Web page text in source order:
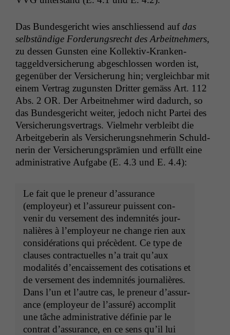
Das Bun­des­gericht wies anschliessend aufdas
selb­ständi­ge Forderungsrecht des Arbeit­nehmers,
zu dessen Gun­sten eine Kollek­tiv-Kranken­
taggeld­ver­sicherung abgeschlossen wor­den ist,
gegenüber der Ver­sicherung hin; ver­gle­ich­bar mit
einem Ver­trag zugun­sten Drit­ter gemäss Art. 112
Abs. 2 OR. Der Arbeit­nehmer wird dadurch, so
das Bun­des­gericht weit­er, jedoch nicht Partei des
Ver­sicherungsver­trags. Vielmehr verbleibt die
Arbeit­ge­berin als Ver­sicherungsnehmerin Schuld­
ner­in der Ver­sicherung­sprämien und erfüllt eine
admin­is­tra­tive Auf­gabe (E. 4.3 und E. 4.4):
Le fait que le pre­neur d’as­sur­ance
(employeur) et l’as­sureur puis­sent con­
venir du verse­ment des indem­nités jour­
nal­ières à l’em­ployeur ne change rien aux
con­sid­éra­tions qui précè­dent. Ce type de
claus­es con­tractuelles n’a trait qu’aux
modal­ités d’en­caisse­ment des coti­sa­tions et
de verse­ment des indem­nités jour­nal­ières.
Dans l’un et l’autre cas, le pre­neur d’as­sur­
ance (employeur de l’as­suré) accom­plit
une tâche admin­is­tra­tive définie par le
con­trat d’as­sur­ance, en ce sens qu’il lui